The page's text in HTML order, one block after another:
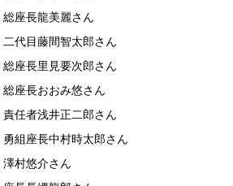
総座長龍美麗さん
二代目藤間智太郎さん
総座長里見要次郎さん
総座長おおみ悠さん
責任者浅井正二郎さん
勇組座長中村時太郎さん
澤村悠介さん